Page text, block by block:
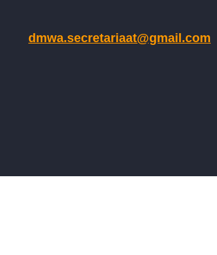
dmwa.secretariaat@gmail.com